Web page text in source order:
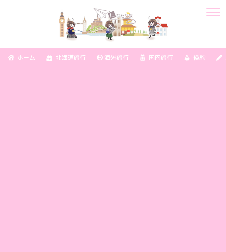
ホーム 北海道旅行 海外旅行 国内旅行 倹約